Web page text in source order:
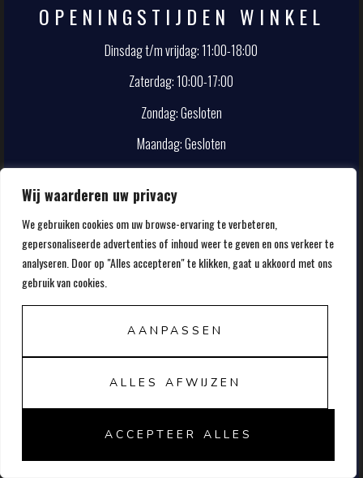
Wij waarderen uw privacy
We gebruiken cookies om uw browse-ervaring te verbeteren,
gepersonaliseerde advertenties of inhoud weer te geven en ons verkeer te
analyseren. Door op "Alles accepteren" te klikken, gaat u akkoord met ons
gebruik van cookies.
AANPASSEN
ALLES AFWIJZEN
ACCEPTEER ALLES
OPENINGSTIJDEN WINKEL
Dinsdag t/m vrijdag: 11:00-18:00
Zaterdag: 10:00-17:00
Zondag: Gesloten
Maandag: Gesloten
CONTACT
info@smokehouse.nl
020-5857107
ALGEMENE VOORWAARDEN